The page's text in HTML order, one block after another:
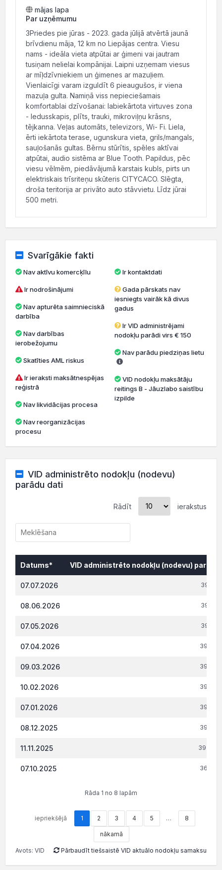
mājas lapa
Par uzņēmumu
3Priedes pie jūras - 2023. gada jūlijā atvērtā jaunā
brīvdienu māja, 12 km no Liepājas centra. Viesu
nams - ideāla vieta atpūtai ar ģimeni vai jautram
tusiņam nelielai kompānijai. Laipni uzņemam viesus
ar mīļdzīvniekiem un ģimenes ar mazuļiem.
Vienlaicīgi varam izguldīt 6 pieaugušos, ir viena
mazuļa gulta. Namiņā viss nepieciešamais
komfortablai dzīvošanai: labiekārtota virtuves zona
- ledusskapis, plīts, trauki, mikroviļņu krāsns,
tējkanna. Veļas automāts, televizors, Wi- Fi. Liela,
ērti iekārtota terase, ugunskura vieta, grils/mangals,
sauļošanās gultas. Bērnu stūrītis, spēles aktīvai
atpūtai, audio sistēma ar Blue Tooth. Papildus, pēc
viesu vēlmēm, piedāvājumā karstais kubls, pirts un
elektriskais trīsriteņu skūteris CITYCACO. Slēgta,
droša teritorija ar privāto auto stāvvietu. Līdz jūrai
500 metri.
Svarīgākie fakti
Nav aktīvu komercķīlu
Ir nodrošinājumi
darbība
ierobežojumu
Skatīties AML riskus
Ir ieraksti maksātnespējas
reģistrā
Nav likvidācijas procesa
procesu
Ir kontaktdati
Gada pārskats nav
iesniegts vairāk kā divus
gadus
Ir VID administrējami
nodokļu parādi virs € 150
Nav parādu piedziņas lietu
VID nodokļu maksātāju
reitings B - Jāuzlabo saistību
izpilde
VID administrēto nodokļu (nodevu)
parādu dati
Rādīt ierakstus
Datums*
VID administrēto nodokļu (nodevu)
07.07.2026 39
08.06.2026 39
07.05.2026 39
07.04.2026 39
09.03.2026 39
10.02.2026 39
07.01.2026 39
08.12.2025 39
11.11.2025 39
07.10.2025 36
Rāda 1 no 8 lapām
iepriekšējā 1 2 3 4 5 … 8
nākamā
Avots: VID Pārbaudīt tiešsaistē VID aktuālo nodokļu samaksu